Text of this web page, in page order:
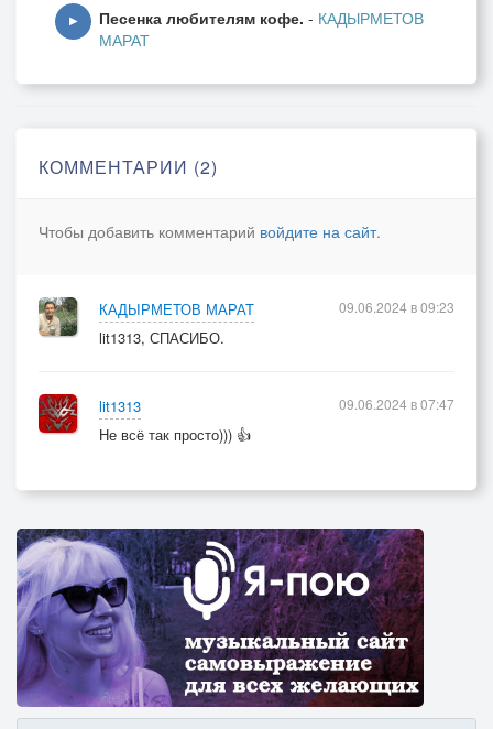
Про деньги, что ведутся планомерно.
Не граблю я и в карты не игрок,
Мой кошелёчек очень не велик,
И пусть исчезнет он, как и возник,
▶ Песенка любителям кофе. - КАДЫРМЕТОВ
МАРАТ
КОММЕНТАРИИ (2)
Чтобы добавить комментарий войдите на сайт.
КАДЫРМЕТОВ МАРАТ
lit1313, СПАСИБО.
09.06.2024 в 09:23
lit1313
Не всё так просто))) 👍
09.06.2024 в 07:47